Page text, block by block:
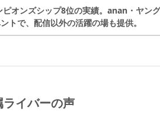
オンズシップ8位の実績。anan・ヤン
トで、配信以外の活躍の場も提供。
ライバーの声